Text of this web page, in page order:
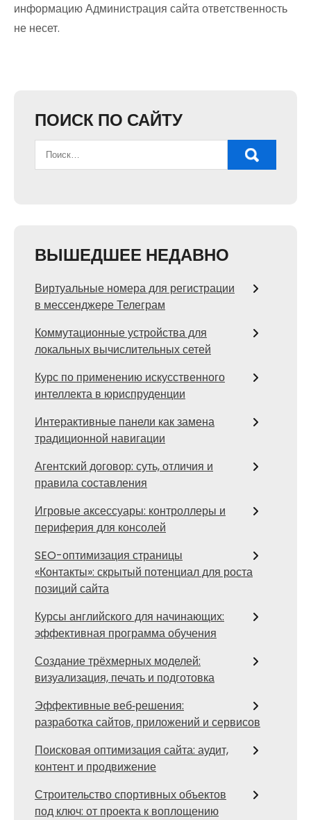
информацию Администрация сайта ответственность
не несет.
ПОИСК ПО САЙТУ
ВЫШЕДШЕЕ НЕДАВНО
Виртуальные номера для регистрации
в мессенджере Телеграм
Коммутационные устройства для
локальных вычислительных сетей
Курс по применению искусственного
интеллекта в юриспруденции
Интерактивные панели как замена
традиционной навигации
Агентский договор: суть, отличия и
правила составления
Игровые аксессуары: контроллеры и
периферия для консолей
SEO-оптимизация страницы
«Контакты»: скрытый потенциал для роста
позиций сайта
Курсы английского для начинающих:
эффективная программа обучения
Создание трёхмерных моделей:
визуализация, печать и подготовка
Эффективные веб‑решения:
разработка сайтов, приложений и сервисов
Поисковая оптимизация сайта: аудит,
контент и продвижение
Строительство спортивных объектов
под ключ: от проекта к воплощению